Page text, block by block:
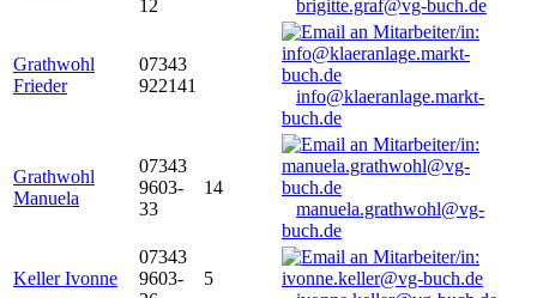
12
brigitte.graf@vg-buch.de
Grathwohl
Frieder
07343
922141
info@klaeranlage.markt-
buch.de
Grathwohl
Manuela
07343
9603-
33
14
manuela.grathwohl@vg-
buch.de
Keller Ivonne
07343
9603-
5